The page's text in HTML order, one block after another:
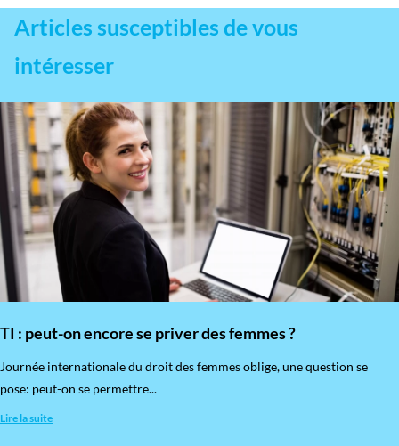
Articles susceptibles de vous
intéresser
TI : peut-on encore se priver des femmes ?
​Journée internationale du droit des femmes oblige, une question se
pose: peut-on se permettre...
Lire la suite